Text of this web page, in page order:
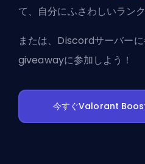
て、自分にふさわしいラン
または、 Discordサーバー
giveawayに参加しよう！
今すぐValorant Boost